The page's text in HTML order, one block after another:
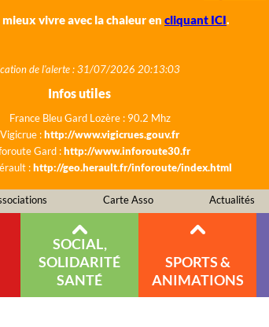
vivre avec la chaleur en cliquant ICI.
de l'alerte : 31/07/2026 20:13:03
Infos utiles
France Bleu Gard Lozère : 90.2 Mhz
Vigicrue :http://www.vigicrues.gouv.fr
Gard :http://www.inforoute30.fr
:http://geo.herault.fr/inforoute/index.html
Carte Asso Actualités
SOCIAL,
SOLIDARITÉ
SANTÉ
SPORTS &
ANIMATIONS